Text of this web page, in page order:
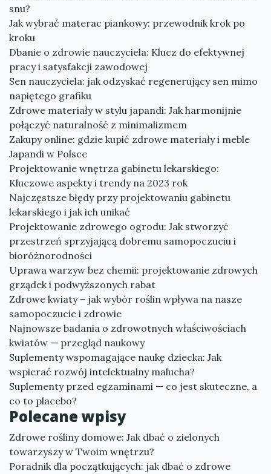
snu?
Jak wybrać materac piankowy: przewodnik krok po
kroku
Dbanie o zdrowie nauczyciela: Klucz do efektywnej
pracy i satysfakcji zawodowej
Sen nauczyciela: jak odzyskać regenerujący sen mimo
napiętego grafiku
Zdrowe materiały w stylu japandi: Jak harmonijnie
połączyć naturalność z minimalizmem
Zakupy online: gdzie kupić zdrowe materiały i meble
Japandi w Polsce
Projektowanie wnętrza gabinetu lekarskiego:
Kluczowe aspekty i trendy na 2023 rok
Najczęstsze błędy przy projektowaniu gabinetu
lekarskiego i jak ich unikać
Projektowanie zdrowego ogrodu: Jak stworzyć
przestrzeń sprzyjającą dobremu samopoczuciu i
bioróżnorodności
Uprawa warzyw bez chemii: projektowanie zdrowych
grządek i podwyższonych rabat
Zdrowe kwiaty – jak wybór roślin wpływa na nasze
samopoczucie i zdrowie
Najnowsze badania o zdrowotnych właściwościach
kwiatów — przegląd naukowy
Suplementy wspomagające naukę dziecka: Jak
wspierać rozwój intelektualny malucha?
Suplementy przed egzaminami — co jest skuteczne, a
co to placebo?
Polecane wpisy
Zdrowe rośliny domowe: Jak dbać o zielonych
towarzyszy w Twoim wnętrzu?
Poradnik dla początkujących: jak dbać o zdrowe